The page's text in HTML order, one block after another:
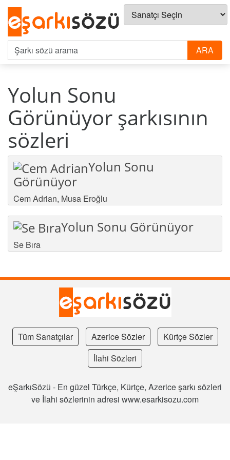
Yolun Sonu
Görünüyor şarkısının
sözleri
Yolun Sonu
Görünüyor
Cem Adrian, Musa Eroğlu
Yolun Sonu Görünüyor
Se Bıra
Tüm Sanatçılar Azerice Sözler
Kürtçe Sözler
İlahi Sözleri
eŞarkıSözü - En güzel Türkçe, Kürtçe, Azerice şarkı sözleri
ve İlahi sözlerinin adresi www.esarkisozu.com